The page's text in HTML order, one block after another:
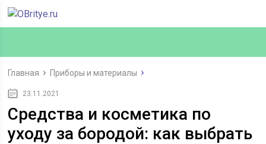
Главная Приборы и материалы
23.11.2021
Средства и косметика по
уходу за бородой: как выбрать